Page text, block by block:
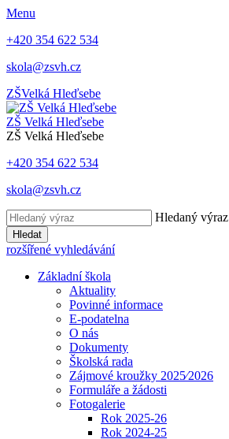
Menu
+420 354 622 534
skola@zsvh.cz
ZŠVelká Hleďsebe
ZŠ Velká Hleďsebe
ZŠ Velká Hleďsebe
+420 354 622 534
skola@zsvh.cz
Hledaný výraz
Hledat
rozšířené vyhledávání
Základní škola
Aktuality
Povinné informace
E-podatelna
O nás
Dokumenty
Školská rada
Zájmové kroužky 2025⁄2026
Formuláře a žádosti
Fotogalerie
Rok 2025-26
Rok 2024-25